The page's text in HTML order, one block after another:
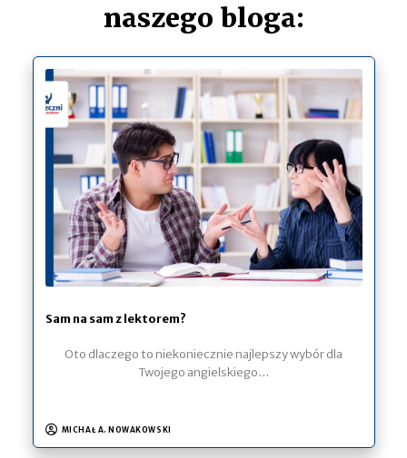
naszego bloga:
Sam na sam z lektorem?
Oto dlaczego to niekoniecznie najlepszy wybór dla
Twojego angielskiego…
MICHAŁ A. NOWAKOWSKI